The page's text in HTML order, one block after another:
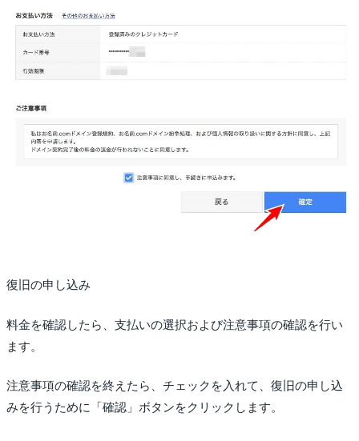
復旧の申し込み
料金を確認したら、支払いの選択および注意事項の確認を行い
ます。
注意事項の確認を終えたら、チェックを入れて、復旧の申し込
みを行うために「確認」ボタンをクリックします。